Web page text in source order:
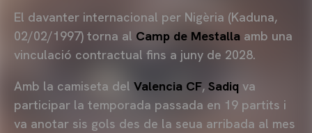
El davanter internacional per Nigèria (Kaduna,
02/02/1997) torna al Camp de Mestalla amb una
vinculació contractual fins a juny de 2028.
Amb la camiseta del Valencia CF, Sadiq va
participar la temporada passada en 19 partits i
va anotar sis gols des de la seua arribada al mes